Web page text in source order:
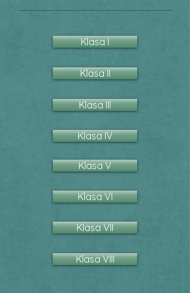
Klasa I
Klasa II
Klasa III
Klasa IV
Klasa V
Klasa VI
Klasa VII
Klasa VIII